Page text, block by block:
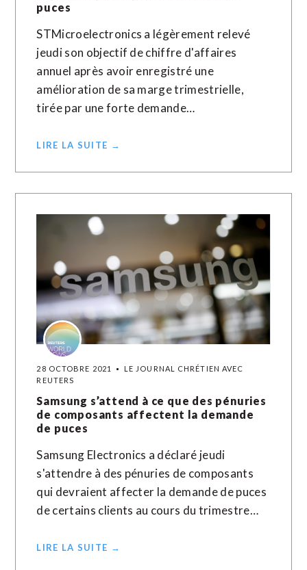
puces
STMicroelectronics a légèrement relevé
jeudi son objectif de chiffre d'affaires
annuel après avoir enregistré une
amélioration de sa marge trimestrielle,
tirée par une forte demande…
LIRE LA SUITE →
28 OCTOBRE 2021
LE JOURNAL CHRÉTIEN AVEC
REUTERS
Samsung s’attend à ce que des pénuries
de composants affectent la demande
de puces
Samsung Electronics a déclaré jeudi
s'attendre à des pénuries de composants
qui devraient affecter la demande de puces
de certains clients au cours du trimestre…
LIRE LA SUITE →